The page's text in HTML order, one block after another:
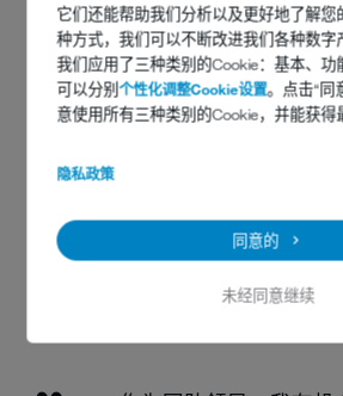
它们还能帮助我们分析以及更好地了解您
种方式，我们可以不断改进我们各种数字
我们应用了三种类别的Cookie：基本、功
可以分别个性化调整Cookie设置。点击“同
意使用所有三种类别的Cookie，并能获得
隐私政策
同意的
未经同意继续